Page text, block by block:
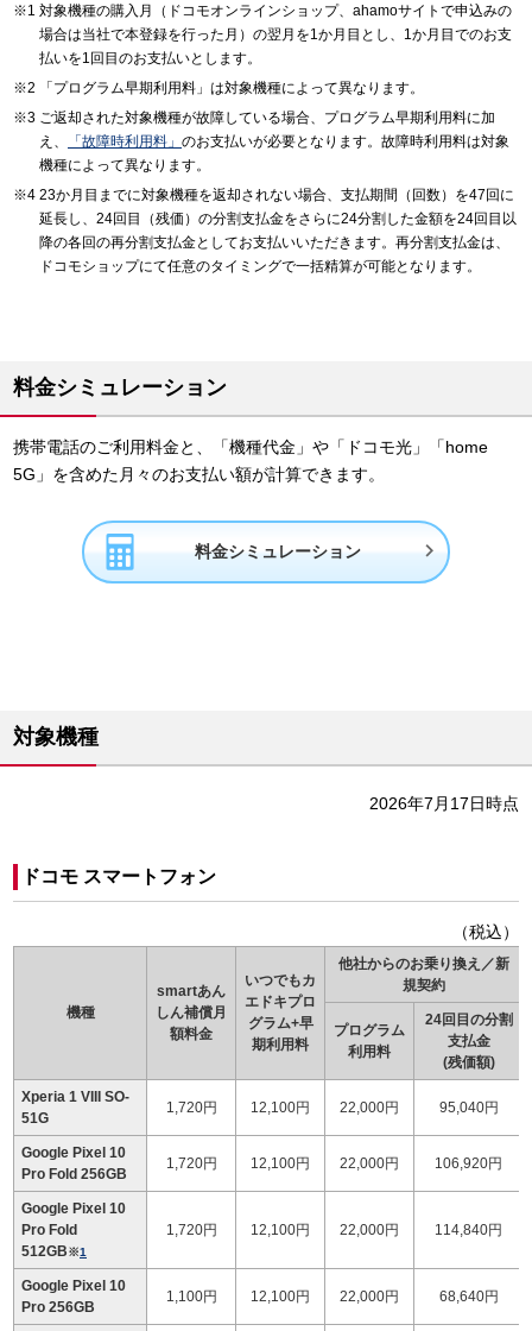
対象機種の購入月（ドコモオンラインショップ、ahamoサイトで申込みの
場合は当社で本登録を行った月）の翌月を1か月目とし、1か月目でのお支
払いを1回目のお支払いとします。
「プログラム早期利用料」は対象機種によって異なります。
ご返却された対象機種が故障している場合、プログラム早期利用料に加
え、
「故障時利用料」 のお支払いが必要となります。故障時利用料は対象
機種によって異なります。
23か月目までに対象機種を返却されない場合、支払期間（回数）を47回に
延長し、24回目（残価）の分割支払金をさらに24分割した金額を24回目以
降の各回の再分割支払金としてお支払いいただきます。再分割支払金は、
ドコモショップにて任意のタイミングで一括精算が可能となります。
料金シミュレーション
携帯電話のご利用料金と、「機種代金」や「ドコモ光」「home
5G」を含めた月々のお支払い額が計算できます。
料金シミュレーション 
対象機種
2026年7月17日時点
ドコモ スマートフォン
（税込）
機種
smartあん
しん補償月
額料金
いつでもカ
エドキプロ
グラム+早
期利用料
他社からのお乗り換え／新
規契約
プログラム
利用料
24回目の分割
支払金
(残価額)
Xperia 1 VIII SO-
51G
1,720円 12,100円 22,000円 95,040円
Google Pixel 10
Pro Fold 256GB
1,720円 12,100円 22,000円 106,920円
Google Pixel 10
Pro Fold
512GB※1
1,720円 12,100円 22,000円 114,840円
Google Pixel 10
Pro 256GB
1,100円 12,100円 22,000円 68,640円